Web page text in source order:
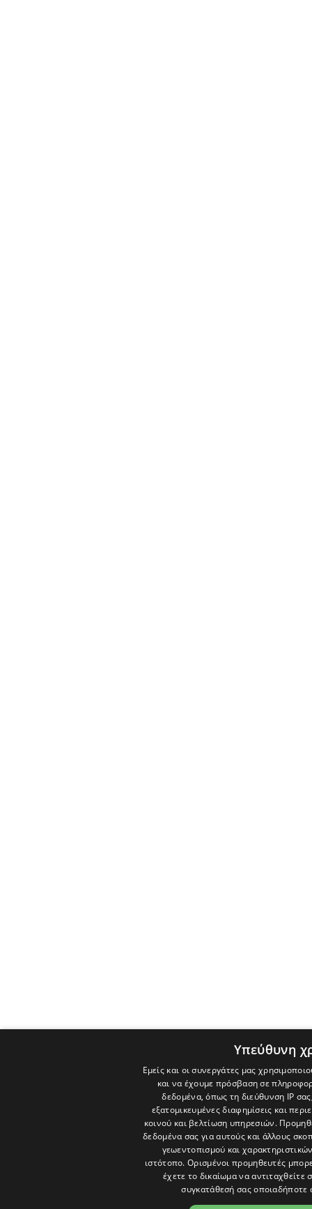
Υπεύθυνη
Εμείς και οι συνεργάτες μας
και να έχουμε πρόσβαση σε
δεδομένα, όπως τη διεύθυνση IP
εξατομικευμένες διαφημίσεις και
κοινού και βελτίωση υπηρεσιών.
δεδομένα σας για αυτούς και άλλους
γεωεντοπισμού και
ιστότοπο. Ορισμένοι προμηθευτές
έχετε το δικαίωμα να αντιταχθείτε
συγκατάθεσή σας οποιαδήποτε